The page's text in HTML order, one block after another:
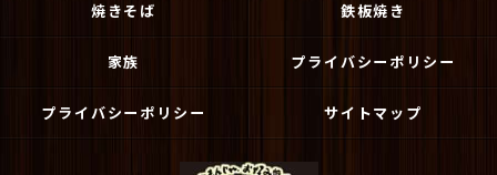
焼きそば 鉄板焼き
家族 プライバシーポリシー
プライバシーポリシー サイトマップ